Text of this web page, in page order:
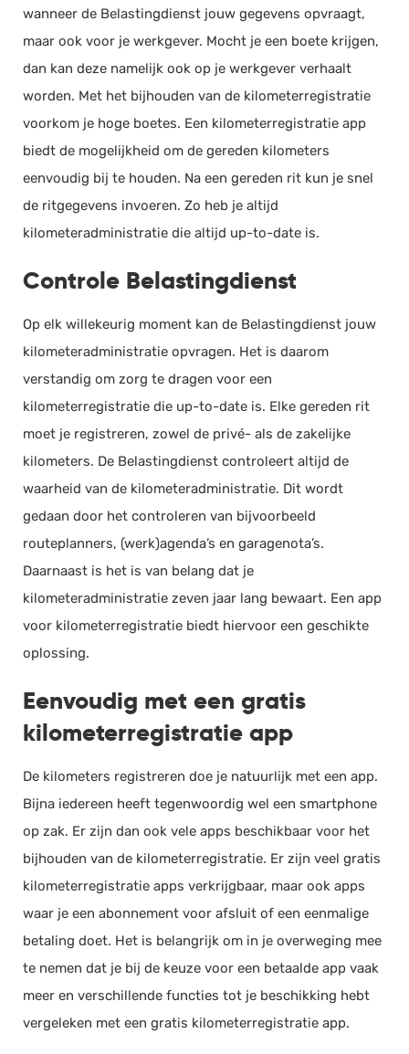
wanneer de Belastingdienst jouw gegevens opvraagt,
maar ook voor je werkgever. Mocht je een boete krijgen,
dan kan deze namelijk ook op je werkgever verhaalt
worden. Met het bijhouden van de kilometerregistratie
voorkom je hoge boetes. Een kilometerregistratie app
biedt de mogelijkheid om de gereden kilometers
eenvoudig bij te houden. Na een gereden rit kun je snel
de ritgegevens invoeren. Zo heb je altijd
kilometeradministratie die altijd up-to-date is.
Controle Belastingdienst
Op elk willekeurig moment kan de Belastingdienst jouw
kilometeradministratie opvragen. Het is daarom
verstandig om zorg te dragen voor een
kilometerregistratie die up-to-date is. Elke gereden rit
moet je registreren, zowel de privé- als de zakelijke
kilometers. De Belastingdienst controleert altijd de
waarheid van de kilometeradministratie. Dit wordt
gedaan door het controleren van bijvoorbeeld
routeplanners, (werk)agenda’s en garagenota’s.
Daarnaast is het is van belang dat je
kilometeradministratie zeven jaar lang bewaart. Een app
voor kilometerregistratie biedt hiervoor een geschikte
oplossing.
Eenvoudig met een gratis
kilometerregistratie app
De kilometers registreren doe je natuurlijk met een app.
Bijna iedereen heeft tegenwoordig wel een smartphone
op zak. Er zijn dan ook vele apps beschikbaar voor het
bijhouden van de kilometerregistratie. Er zijn veel gratis
kilometerregistratie apps verkrijgbaar, maar ook apps
waar je een abonnement voor afsluit of een eenmalige
betaling doet. Het is belangrijk om in je overweging mee
te nemen dat je bij de keuze voor een betaalde app vaak
meer en verschillende functies tot je beschikking hebt
vergeleken met een gratis kilometerregistratie app.